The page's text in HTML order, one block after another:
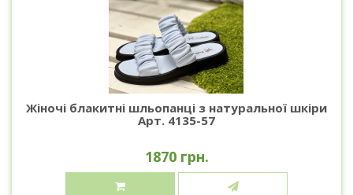
Жіночі блакитні шльопанці з натуральної шкіри
Арт. 4135-57
1870 грн.